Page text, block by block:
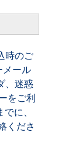
時のご
メール
、迷惑
をご利
に、
くださ